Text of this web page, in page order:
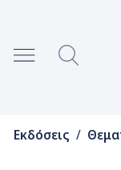
Εκδόσεις /